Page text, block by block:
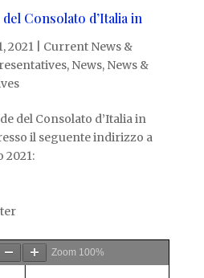
Consolato d’Italia in
2021| Current News &
, News, News &
del Consolato d’Italia in
il seguente indirizzo a
2021:
Zoom 100%